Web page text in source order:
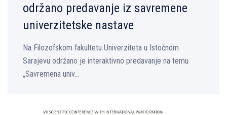
održano predavanje iz savremene
univerzitetske nastave
Na Filozofskom fakultetu Univerziteta u Istočnom
Sarajevu održano je interaktivno predavanje na temu
„Savremena univ...